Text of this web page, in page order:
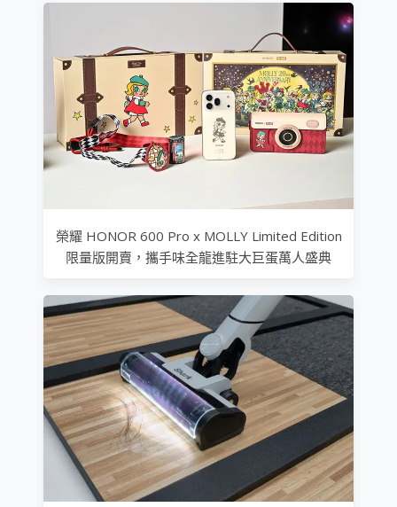
榮耀 HONOR 600 Pro x MOLLY Limited Edition
限量版開賣，攜手味全龍進駐大巨蛋萬人盛典